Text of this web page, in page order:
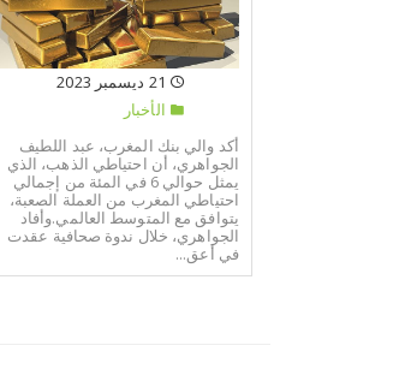
الأخبار
أكد والي بنك المغرب، عبد اللطيف
الجواهري، أن احتياطي الذهب، الذي
يمثل حوالي 6 في المئة من إجمالي
احتياطي المغرب من العملة الصعبة،
يتوافق مع المتوسط العالمي.وأفاد
الجواهري، خلال ندوة صحافية عقدت
في أعق...